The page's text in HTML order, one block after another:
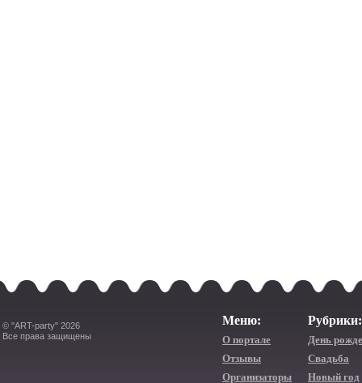
© "ART-party" 2026
Все права защищены
Меню:
О портале
Отзывы
Организаторы
Рубрики:
День
Свадьба
Новый год